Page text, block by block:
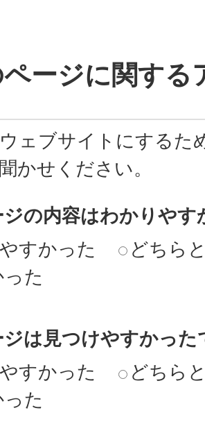
ージに関する
ェブサイトにするた
かせください。
ジの内容はわかりやす
すかった
どちら
た
ジは見つけやすかった
すかった
どちら
た